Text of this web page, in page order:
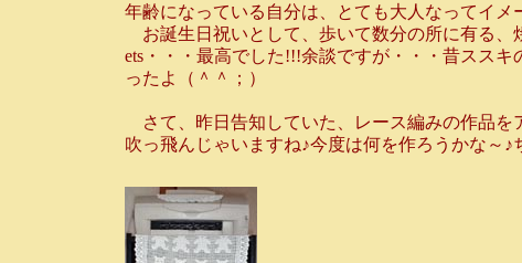
年齢になっている自分は、とても大人なってイメ
お誕生日祝いとして、歩いて数分の所に有る、
ets・・・最高でした!!!余談ですが・・・昔スス
ったよ（＾＾；）
さて、昨日告知していた、レース編みの作品を
吹っ飛んじゃいますね♪今度は何を作ろうかな～♪